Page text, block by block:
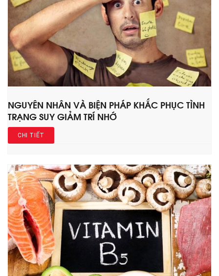
NGUYÊN NHÂN VÀ BIỆN PHÁP KHẮC PHỤC TÌNH
TRẠNG SUY GIẢM TRÍ NHỚ
CHI TIẾT